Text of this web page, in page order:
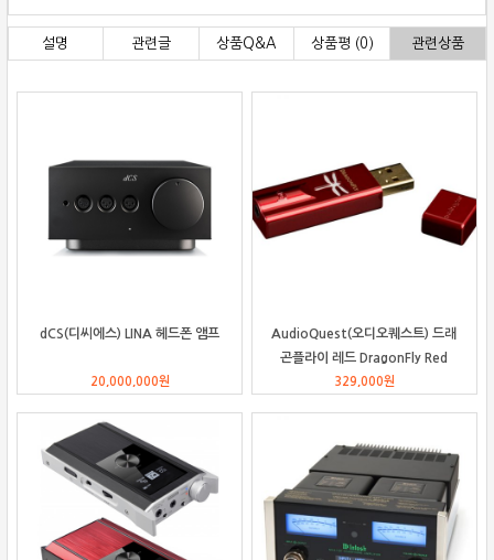
설명 관련글 상품Q&A 상품평 (0) 관련상품
dCS(디씨에스) LINA 헤드폰 앰프
20,000,000원
AudioQuest(오디오퀘스트) 드래
곤플라이 레드 DragonFly Red
329,000원